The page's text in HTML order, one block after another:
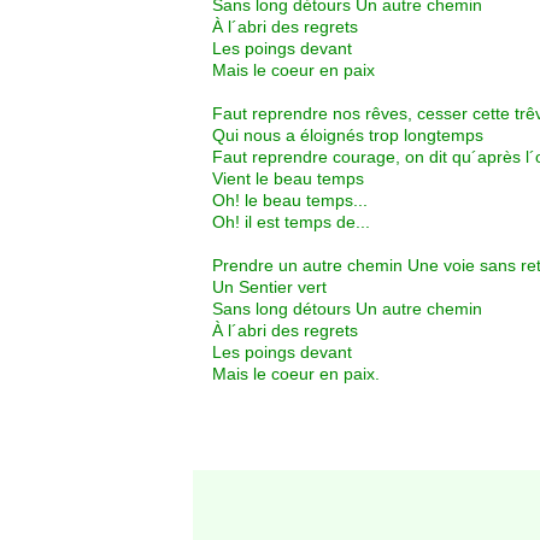
Sans long détours Un autre chemin
À l´abri des regrets
Les poings devant
Mais le coeur en paix
Faut reprendre nos rêves, cesser cette
Qui nous a éloignés trop longtemps
Faut reprendre courage, on dit qu´après
Vient le beau temps
Oh! le beau temps...
Oh! il est temps de...
Prendre un autre chemin Une voie sans
Un Sentier vert
Sans long détours Un autre chemin
À l´abri des regrets
Les poings devant
Mais le coeur en paix.